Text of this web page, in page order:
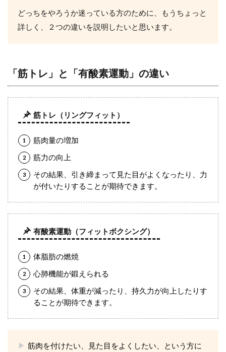
どっちをやろうか迷っている方のために、もうちょっと
詳しく、２つの違いを説明したいと思います。
「筋トレ」と「有酸素運動」の違い
筋トレ（リングフィット）
筋肉量の増加
筋力の向上
その結果、引き締まって見た目がよくなったり、力
が付いたりすることが期待できます。
有酸素運動（フィットボクシング）
体脂肪の燃焼
心肺機能が鍛えられる
その結果、体重が減ったり、持久力が向上したりす
ることが期待できます。
筋肉を付けたい、見た目をよくしたい、という方に